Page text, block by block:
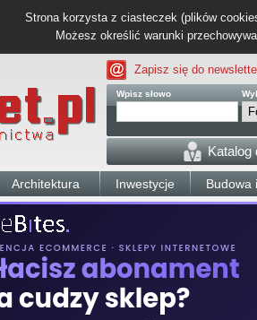
Strona korzysta z ciasteczek (plików
Możesz określić warunki
Zapisz się do
Wpisz słowo
Katalog
Architektura Inwestycje Budowa